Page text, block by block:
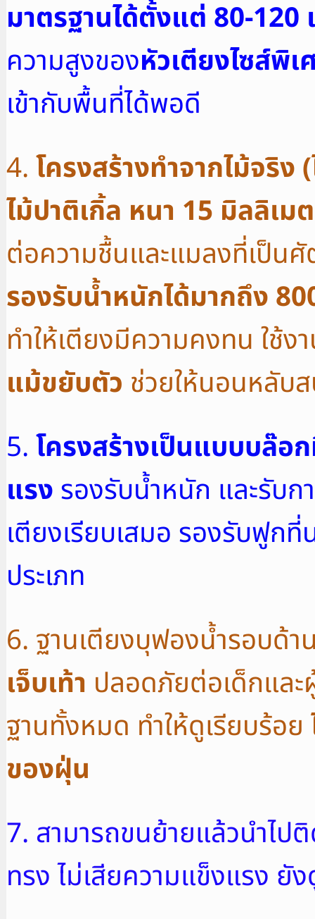
มาตรฐานได้ตั้งแต่ 80-120
ความสูงของหัวเตียงไซส์พิเ
เข้ากับพื้นที่ได้พอดี
4. โครงสร้างทำจากไม้จริ
ไม้ปาติเกิ้ล หนา 15 มิลลิเม
ต่อความชื้นและแมลงที่เป็น
รองรับน้ำหนักได้มากถึง
ทำให้เตียงมีความคงทน ใช้ง
แม้ขยับตัว ช่วยให้นอนหลับ
5. โครงสร้างเป็นแบบบล๊อ
แรง รองรับน้ำหนัก และรับก
เตียงเรียบเสมอ รองรับฟูก
ประเภท
6. ฐานเตียงบุฟองน้ำรอบด้
เจ็บเท้า ปลอดภัยต่อเด็กแล
ฐานทั้งหมด ทำให้ดูเรียบร้อย
ของฝุ่น
7. สามารถขนย้ายแล้วนำไปติ
ทรง ไม่เสียความแข็งแรง ยั